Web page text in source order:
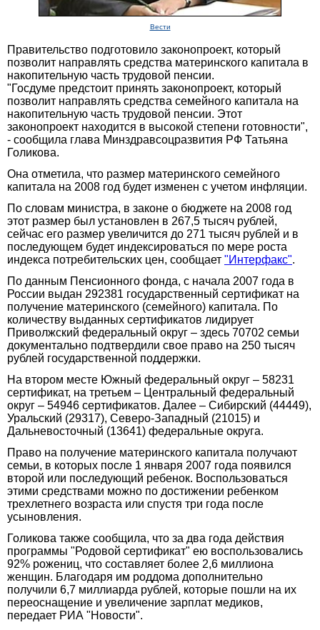
Вести
Правительство подготовило законопроект, который
позволит направлять средства материнского капитала в
накопительную часть трудовой пенсии.
"Госдуме предстоит принять законопроект, который
позволит направлять средства семейного капитала на
накопительную часть трудовой пенсии. Этот
законопроект находится в высокой степени готовности",
- сообщила глава Минздравсоцразвития РФ Татьяна
Голикова.
Она отметила, что размер материнского семейного
капитала на 2008 год будет изменен с учетом инфляции.
По словам министра, в законе о бюджете на 2008 год
этот размер был установлен в 267,5 тысяч рублей,
сейчас его размер увеличится до 271 тысяч рублей и в
последующем будет индексироваться по мере роста
индекса потребительских цен, сообщает "Интерфакс".
По данным Пенсионного фонда, с начала 2007 года в
России выдан 292381 государственный сертификат на
получение материнского (семейного) капитала. По
количеству выданных сертификатов лидирует
Приволжский федеральный округ – здесь 70702 семьи
документально подтвердили свое право на 250 тысяч
рублей государственной поддержки.
На втором месте Южный федеральный округ – 58231
сертификат, на третьем – Центральный федеральный
округ – 54946 сертификатов. Далее – Сибирский (44449),
Уральский (29317), Северо-Западный (21015) и
Дальневосточный (13641) федеральные округа.
Право на получение материнского капитала получают
семьи, в которых после 1 января 2007 года появился
второй или последующий ребенок. Воспользоваться
этими средствами можно по достижении ребенком
трехлетнего возраста или спустя три года после
усыновления.
Голикова также сообщила, что за два года действия
программы "Родовой сертификат" ею воспользовались
92% рожениц, что составляет более 2,6 миллиона
женщин. Благодаря им роддома дополнительно
получили 6,7 миллиарда рублей, которые пошли на их
переоснащение и увеличение зарплат медиков,
передает РИА "Новости".